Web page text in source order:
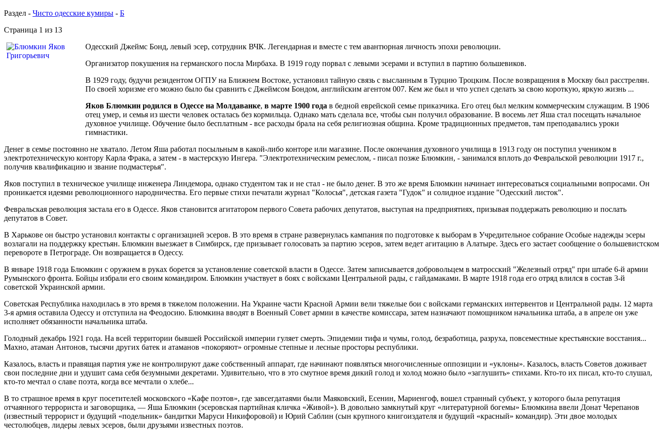
Раздел - Чисто одесские кумиры - Б
Страница 1 из 13
Одесский Джеймс Бонд, левый эсер, сотрудник ВЧК. Легендарная и вместе с тем авантюрная личность эпохи революции.
Организатор покушения на германского посла Мирбаха. В 1919 году порвал с левыми эсерами и вступил в партию большевиков.
В 1929 году, будучи резидентом ОГПУ на Ближнем Востоке, установил тайную связь с высланным в Турцию Троцким. После возвращения в Москву был расстрелян.
По своей хоризме его можно было бы сравнить с Джеймсом Бондом, английским агентом 007. Кем же был и что успел сделать за свою короткую, яркую жизнь ...
Яков Блюмкин родился в Одессе на Молдаванке, в марте 1900 года в бедной еврейской семье приказчика. Его отец был мелким коммерческим служащим. В 1906
отец умер, и семья из шести человек осталась без кормильца. Однако мать сделала все, чтобы сын получил образование. В восемь лет Яша стал посещать начальное
духовное училище. Обучение было бесплатным - все расходы брала на себя религиозная община. Кроме традиционных предметов, там преподавались уроки
гимнастики.
Денег в семье постоянно не хватало. Летом Яша работал посыльным в какой-либо конторе или магазине. После окончания духовного училища в 1913 году он поступил учеником в
электротехническую контору Карла Фрака, а затем - в мастерскую Ингера. "Электротехническим ремеслом, - писал позже Блюмкин, - занимался вплоть до Февральской революции 1917 г.,
получив квалификацию и звание подмастерья".
Яков поступил в техническое училище инженера Линдемора, однако студентом так и не стал - не было денег. В это же время Блюмкин начинает интересоваться социальными вопросами. Он
проникается идеями революционного народничества. Его первые стихи печатали журнал "Колосья", детская газета "Гудок" и солидное издание "Одесский листок".
Февральская революция застала его в Одессе. Яков становится агитатором первого Совета рабочих депутатов, выступая на предприятиях, призывая поддержать революцию и послать
депутатов в Совет.
В Харькове он быстро установил контакты с организацией эсеров. В это время в стране развернулась кампания по подготовке к выборам в Учредительное собрание Особые надежды эсеры
возлагали на поддержку крестьян. Блюмкин выезжает в Симбирск, где призывает голосовать за партию эсеров, затем ведет агитацию в Алатыре. Здесь его застает сообщение о большевистском
перевороте в Петрограде. Он возвращается в Одессу.
В январе 1918 года Блюмкин с оружием в руках борется за установление советской власти в Одессе. Затем записывается добровольцем в матросский "Железный отряд" при штабе 6-й армии
Румынского фронта. Бойцы избрали его своим командиром. Блюмкин участвует в боях с войсками Центральной рады, с гайдамаками. В марте 1918 года его отряд влился в состав 3-й
советской Украинской армии.
Советская Республика находилась в это время в тяжелом положении. На Украине части Красной Армии вели тяжелые бои с войсками германских интервентов и Центральной рады. 12 марта
3-я армия оставила Одессу и отступила на Феодосию. Блюмкина вводят в Военный Совет армии в качестве комиссара, затем назначают помощником начальника штаба, а в апреле он уже
исполняет обязанности начальника штаба.
Голодный декабрь 1921 года. На всей территории бывшей Российской империи гуляет смерть. Эпидемии тифа и чумы, голод, безработица, разруха, повсеместные крестьянские восстания...
Махно, атаман Антонов, тысячи других батек и атаманов «покоряют» огромные степные и лесные просторы республики.
Казалось, власть и правящая партия уже не контролируют даже собственный аппарат, где начинают появляться многочисленные оппозиции и «уклоны». Казалось, власть Советов доживает
свои последние дни и удушит сама себя безумными декретами. Удивительно, что в это смутное время дикий голод и холод можно было «заглушить» стихами. Кто-то их писал, кто-то слушал,
кто-то мечтал о славе поэта, когда все мечтали о хлебе...
В то страшное время в круг посетителей московского «Кафе поэтов», где завсегдатаями были Маяковский, Есенин, Мариенгоф, вошел странный субъект, у которого была репутация
отчаянного террориста и заговорщика, — Яша Блюмкин (эсеровская партийная кличка «Живой»). В довольно замкнутый круг «литературной богемы» Блюмкина ввели Донат Черепанов
(известный террорист и будущий «подельник» бандитки Маруси Никифоровой) и Юрий Саблин (сын крупного книгоиздателя и будущий «красный» командир). Эти двое молодых
честолюбцев, лидеры левых эсеров, были друзьями известных поэтов.